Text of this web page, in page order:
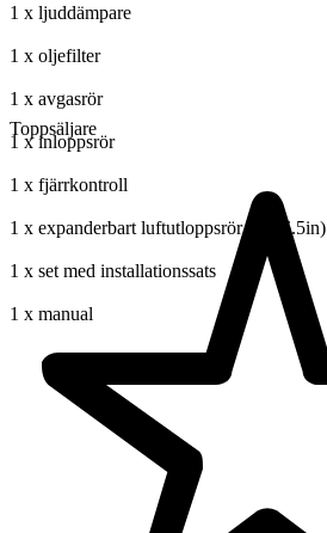
1 x ljuddämpare
1 x oljefilter
1 x avgasrör
1 x inloppsrör
1 x fjärrkontroll
1 x expanderbart luftutloppsrör (2m/6.5in)
1 x set med installationssats
1 x manual
Toppsäljare